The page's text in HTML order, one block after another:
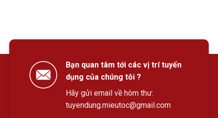
Bạn quan tâm tới các vị trí tuyển
dụng của chúng tôi ?
Hãy gửi email về hòm thư:
tuyendung.mieutoc@gmail.com